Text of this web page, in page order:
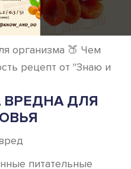
организма 🍑 Чем
рецепт от "Знаю и
ВРЕДНА ДЛЯ
питательные